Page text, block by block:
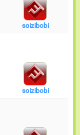
soizibobi
soizibobi